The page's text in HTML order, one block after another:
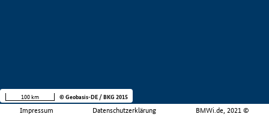
Impressum Datenschutzerklärung BMWi.de, 2021 ©
100 km © Geobasis-DE / BKG 2015